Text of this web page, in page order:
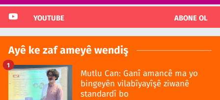
YOUTUBE ABONE OL
Ayê ke zaf ameyê wendiş
Mutlu Can: Ganî amancê ma yo
bingeyên vilabîyayîşê ziwanê
standardî bo
1